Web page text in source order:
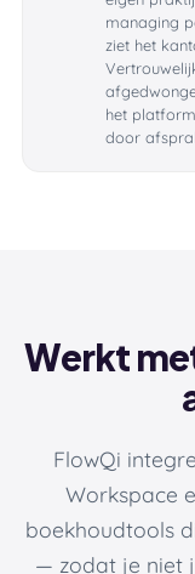
managing
ziet het
het
door
Werkt
FlowQi
Workspace
boekhoudtools
— zodat je niet